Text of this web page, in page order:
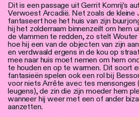
Dit is een passage uit Gerrit Komrij’s
Verwoest Arcadië. Net zoals de kleine
fantaseert hoe het huis van zijn
hij het zolderraam binnenzeilt om hem
de vlammen te redden, zo stelt
hoe hij een van de objecten van zijn
en verdwaald ergens in de kou op
mee naar huis moet nemen om hem
te houden en op te warmen. Dit soort
fantasieën spelen ook een rol bij
voor niets Arrête avec tes mensonges
leugens), de zin die zijn moeder hem
wanneer hij weer met een of ander
aanzetten.